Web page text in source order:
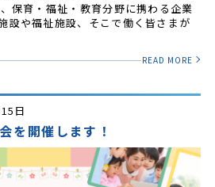
保育・福祉・教育分野に携わる企業
設や福祉施設、そこで働く皆さまが
READ MORE
日
を開催します！